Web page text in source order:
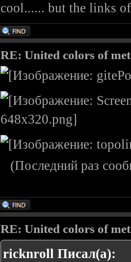
cool...... but the links
RE: United colors of
(Последний раз
RE: United colors of
ricknroll Писал(а):